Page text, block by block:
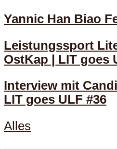
Yannic Han Biao
Leistungssport
OstKap | LIT goes
Interview mit
LIT goes ULF #36
Alles